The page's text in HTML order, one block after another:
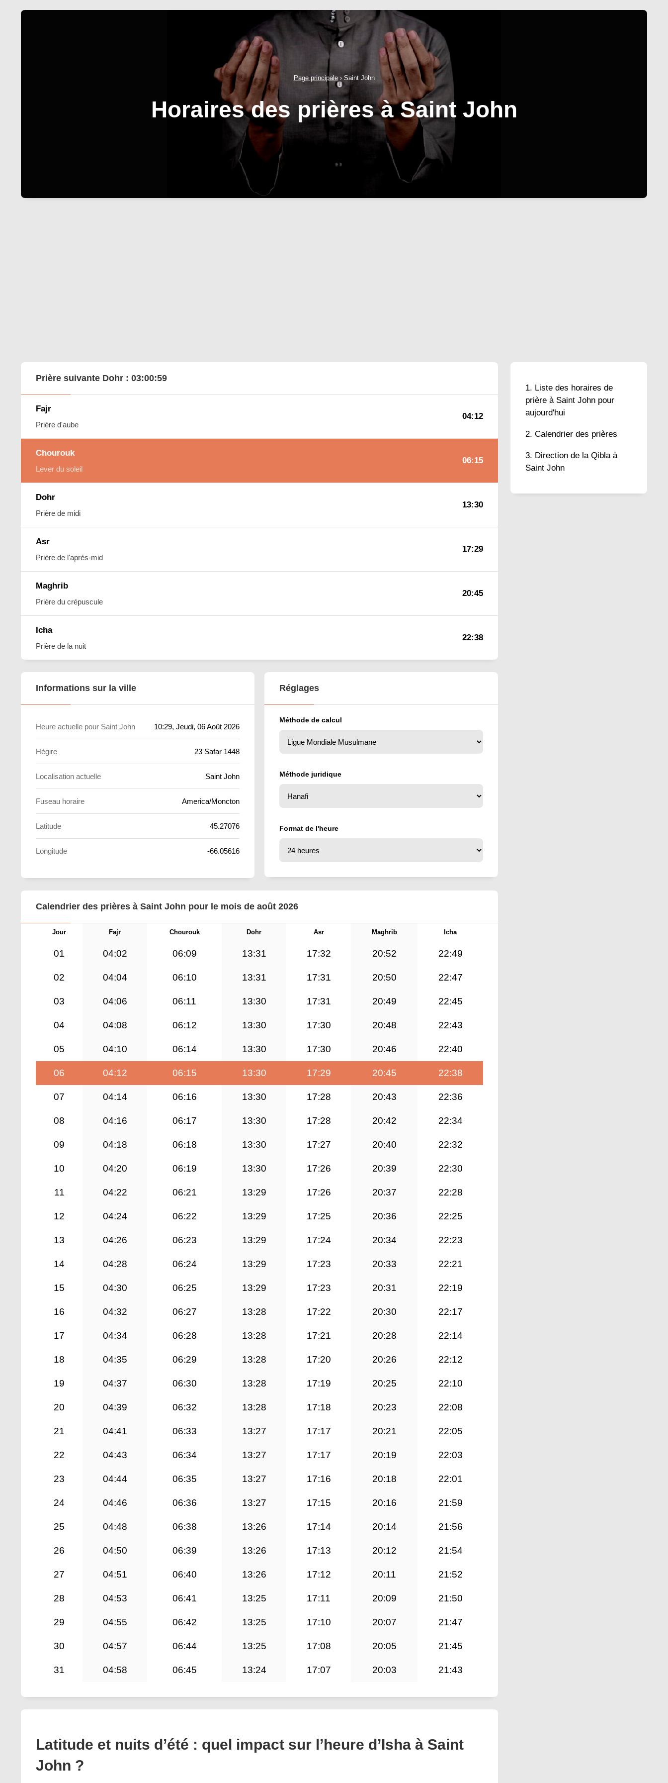
Page principale› Saint John
Horaires des prières à Saint John
Liste des horaires de
prière à Saint John pour
aujourd'hui
Calendrier des prières
Direction de la Qibla à
Saint John
Prière suivante Dohr : 03:00:58
Fajr
Prière d'aube
04:12
Chourouk
Lever du soleil
06:15
Dohr
Prière de midi
13:30
Asr
Prière de l'après-mid
17:29
Maghrib
Prière du crépuscule
20:45
Icha
Prière de la nuit
22:38
Informations sur la ville
Heure actuelle pour Saint John 10:29, Jeudi, 06 Août 2026
Hégire 23 Safar 1448
Localisation actuelle Saint John
Fuseau horaire America/Moncton
Latitude 45.27076
Longitude -66.05616
Réglages
Méthode de calcul
Méthode juridique
Format de l'heure
Calendrier des prières à Saint John pour le mois de août 2026
Jour Fajr Chourouk Dohr Asr Maghrib Icha
01 04:02 06:09 13:31 17:32 20:52 22:49
02 04:04 06:10 13:31 17:31 20:50 22:47
03 04:06 06:11 13:30 17:31 20:49 22:45
04 04:08 06:12 13:30 17:30 20:48 22:43
05 04:10 06:14 13:30 17:30 20:46 22:40
06 04:12 06:15 13:30 17:29 20:45 22:38
07 04:14 06:16 13:30 17:28 20:43 22:36
08 04:16 06:17 13:30 17:28 20:42 22:34
09 04:18 06:18 13:30 17:27 20:40 22:32
10 04:20 06:19 13:30 17:26 20:39 22:30
11 04:22 06:21 13:29 17:26 20:37 22:28
12 04:24 06:22 13:29 17:25 20:36 22:25
13 04:26 06:23 13:29 17:24 20:34 22:23
14 04:28 06:24 13:29 17:23 20:33 22:21
15 04:30 06:25 13:29 17:23 20:31 22:19
16 04:32 06:27 13:28 17:22 20:30 22:17
17 04:34 06:28 13:28 17:21 20:28 22:14
18 04:35 06:29 13:28 17:20 20:26 22:12
19 04:37 06:30 13:28 17:19 20:25 22:10
20 04:39 06:32 13:28 17:18 20:23 22:08
21 04:41 06:33 13:27 17:17 20:21 22:05
22 04:43 06:34 13:27 17:17 20:19 22:03
23 04:44 06:35 13:27 17:16 20:18 22:01
24 04:46 06:36 13:27 17:15 20:16 21:59
25 04:48 06:38 13:26 17:14 20:14 21:56
26 04:50 06:39 13:26 17:13 20:12 21:54
27 04:51 06:40 13:26 17:12 20:11 21:52
28 04:53 06:41 13:25 17:11 20:09 21:50
29 04:55 06:42 13:25 17:10 20:07 21:47
30 04:57 06:44 13:25 17:08 20:05 21:45
31 04:58 06:45 13:24 17:07 20:03 21:43
Latitude et nuits d’été : quel impact sur l’heure d’Isha à Saint
John ?